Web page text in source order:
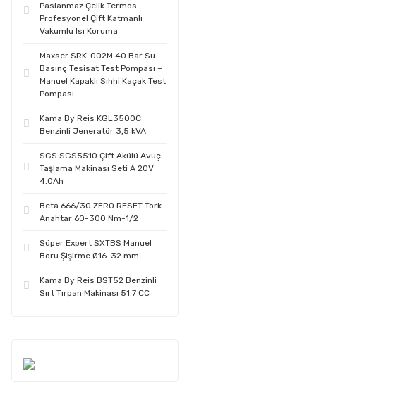
Paslanmaz Çelik Termos -
Profesyonel Çift Katmanlı
Vakumlu Isı Koruma
Maxser SRK-002M 40 Bar Su
Basınç Tesisat Test Pompası –
Manuel Kapaklı Sıhhi Kaçak Test
Pompası
Kama By Reis KGL3500C
Benzinli Jeneratör 3,5 kVA
SGS SGS5510 Çift Akülü Avuç
Taşlama Makinası Seti A 20V
4.0Ah
Beta 666/30 ZERO RESET Tork
Anahtar 60-300 Nm-1/2
Süper Expert SXTBS Manuel
Boru Şişirme Ø16-32 mm
Kama By Reis BST52 Benzinli
Sırt Tırpan Makinası 51.7 CC